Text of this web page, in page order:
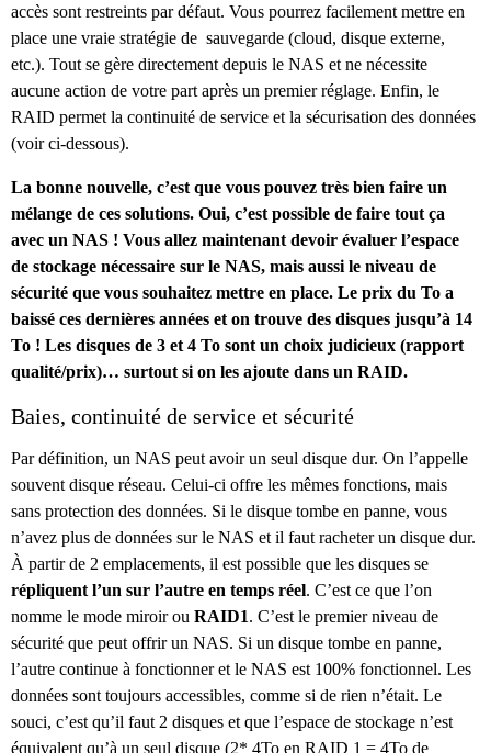
accès sont restreints par défaut. Vous pourrez facilement mettre en
place une vraie stratégie de sauvegarde (cloud, disque externe,
etc.). Tout se gère directement depuis le NAS et ne nécessite
aucune action de votre part après un premier réglage. Enfin, le
RAID permet la continuité de service et la sécurisation des données
(voir ci-dessous).
La bonne nouvelle, c’est que vous pouvez très bien faire un
mélange de ces solutions. Oui, c’est possible de faire tout ça
avec un NAS ! Vous allez maintenant devoir évaluer l’espace
de stockage nécessaire sur le NAS, mais aussi le niveau de
sécurité que vous souhaitez mettre en place. Le prix du To a
baissé ces dernières années et on trouve des disques jusqu’à 14
To ! Les disques de 3 et 4 To sont un choix judicieux (rapport
qualité/prix)… surtout si on les ajoute dans un RAID.
Baies, continuité de service et sécurité
Par définition, un NAS peut avoir un seul disque dur. On l’appelle
souvent disque réseau. Celui-ci offre les mêmes fonctions, mais
sans protection des données. Si le disque tombe en panne, vous
n’avez plus de données sur le NAS et il faut racheter un disque dur.
À partir de 2 emplacements, il est possible que les disques se
répliquent l’un sur l’autre en temps réel. C’est ce que l’on
nomme le mode miroir ou RAID1. C’est le premier niveau de
sécurité que peut offrir un NAS. Si un disque tombe en panne,
l’autre continue à fonctionner et le NAS est 100% fonctionnel. Les
données sont toujours accessibles, comme si de rien n’était. Le
souci, c’est qu’il faut 2 disques et que l’espace de stockage n’est
équivalent qu’à un seul disque (2* 4To en RAID 1 = 4To de